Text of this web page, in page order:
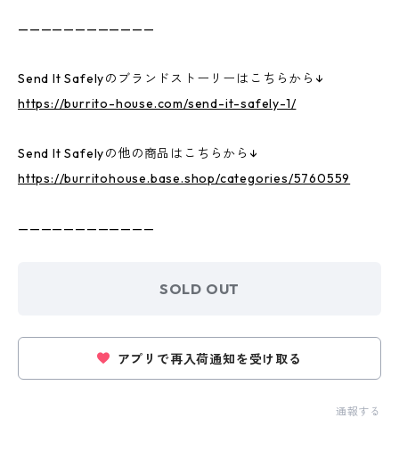
————————————
Send It Safelyのブランドストーリーはこちらから↓
https://burrito-house.com/send-it-safely-1/
Send It Safelyの他の商品はこちらから↓
https://burritohouse.base.shop/categories/5760559
————————————
SOLD OUT
アプリで再入荷通知を受け取る
通報する